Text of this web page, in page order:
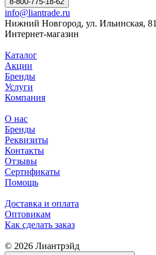
info@liantrade.ru
Нижний Новгород, ул. Ильинская, 81
Интернет-магазин
Каталог
Акции
Бренды
Услуги
Компания
О нас
Бренды
Реквизиты
Контакты
Отзывы
Сертификаты
Помощь
Доставка и оплата
Оптовикам
Как сделать заказ
© 2026 Лиантрэйд